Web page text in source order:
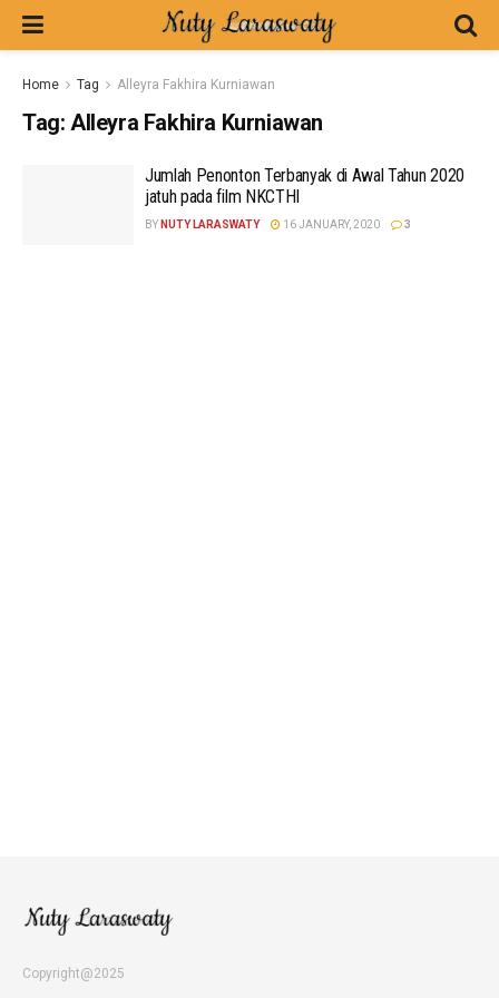
Home Tag Alleyra Fakhira Kurniawan
Tag: Alleyra Fakhira Kurniawan
Jumlah Penonton Terbanyak di Awal Tahun 2020
jatuh pada film NKCTHI
BY NUTY LARASWATY 16 JANUARY, 2020 3
Copyright@2025